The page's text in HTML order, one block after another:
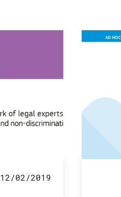
12/02/2019